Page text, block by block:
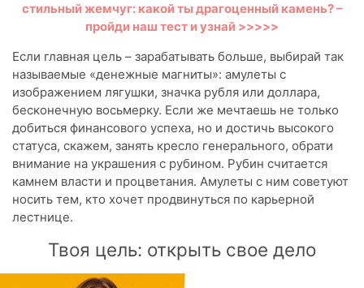
стильный жемчуг: какой ты драгоценный камень? –
пройди наш тест и узнай >>>>>
Если главная цель – зарабатывать больше, выбирай так
называемые «денежные магниты»: амулеты с
изображением лягушки, значка рубля или доллара,
бесконечную восьмерку. Если же мечтаешь не только
добиться финансового успеха, но и достичь высокого
статуса, скажем, занять кресло генерального, обрати
внимание на украшения с рубином. Рубин считается
камнем власти и процветания. Амулеты с ним советуют
носить тем, кто хочет продвинуться по карьерной
лестнице.
Твоя цель: открыть свое дело